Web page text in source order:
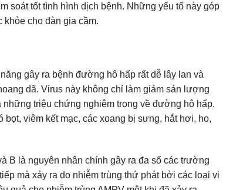
soát tốt tình hình dịch bệnh. Những yếu tố này góp
cho đàn gia cầm.
gây ra bệnh đường hô hấp rất dễ lây lan và
dã. Virus này không chỉ làm giảm sản lượng
những triệu chứng nghiêm trọng về đường hô hấp.
viêm kết mạc, các xoang bị sưng, hắt hơi, ho,
B là nguyên nhân chính gây ra đa số các trường
mà xảy ra do nhiễm trùng thứ phát bởi các loại vi